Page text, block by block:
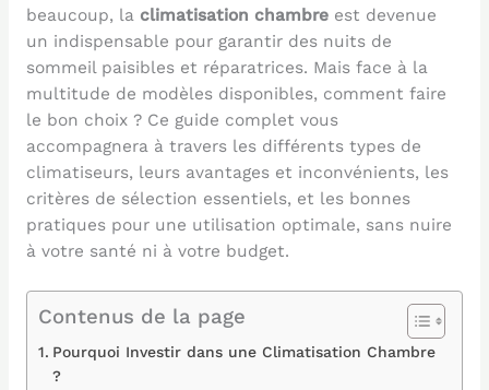
beaucoup, la climatisation chambreest devenue
un indispensable pour garantir des nuits de
sommeil paisibles et réparatrices. Mais face à la
multitude de modèles disponibles, comment faire
le bon choix ? Ce guide complet vous
accompagnera à travers les différents types de
climatiseurs, leurs avantages et inconvénients, les
critères de sélection essentiels, et les bonnes
pratiques pour une utilisation optimale, sans nuire
à votre santé ni à votre budget.
Contenus de la page
Pourquoi Investir dans une Climatisation Chambre
?